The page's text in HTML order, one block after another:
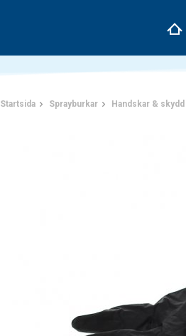
Startsida Sprayburkar Handskar & skydd